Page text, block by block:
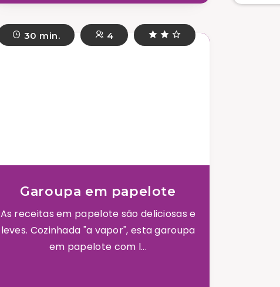
30 min. 4
Garoupa em papelote
As receitas em papelote são deliciosas e
leves. Cozinhada "a vapor", esta garoupa
em papelote com l...